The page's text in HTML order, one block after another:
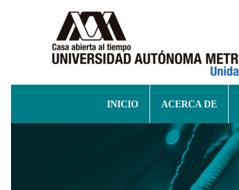
INICIO ACERCA DE